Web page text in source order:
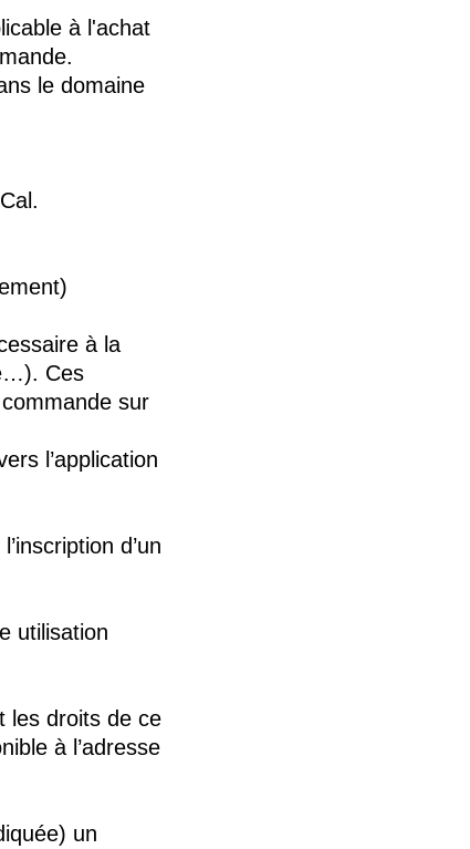
à l'achat
le domaine
à la
Ces
sur
l’application
d’un
utilisation
les droits de ce
à l’adresse
un